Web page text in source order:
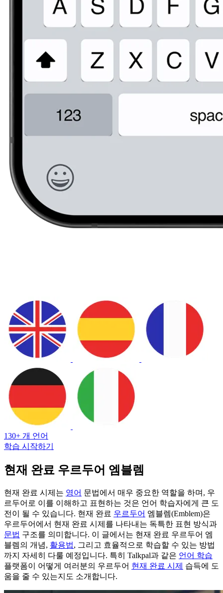
130+ 개 언어
학습 시작하기
현재 완료 우르두어 엠블렘
현재 완료 시제는 영어 문법에서 매우 중요한 역할을 하며, 우
르두어로 이를 이해하고 표현하는 것은 언어 학습자에게 큰 도
전이 될 수 있습니다. 현재 완료 우르두어 엠블렘(Emblem)은
우르두어에서 현재 완료 시제를 나타내는 독특한 표현 방식과
문법 구조를 의미합니다. 이 글에서는 현재 완료 우르두어 엠
블렘의 개념, 활용법, 그리고 효율적으로 학습할 수 있는 방법
까지 자세히 다룰 예정입니다. 특히 Talkpal과 같은 언어 학습
플랫폼이 어떻게 여러분의 우르두어 현재 완료 시제 습득에 도
움을 줄 수 있는지도 소개합니다.